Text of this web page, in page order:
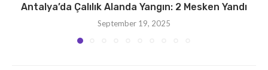
Antalya’da Çalılık Alanda Yangın: 2 Mesken Yandı
September 19, 2025